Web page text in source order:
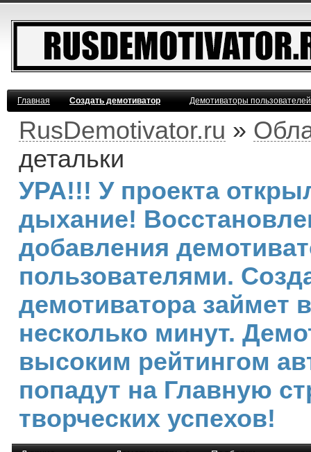
Главная Создать демотиватор Демотиваторы
RusDemotivator.ru »
детальки
УРА!!! У проекта
дыхание!
добавления
пользователями.
демотиватора займет
несколько минут.
высоким рейтингом
попадут на Главную
творческих успехов!